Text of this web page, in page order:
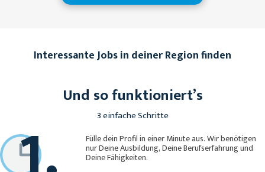
Interessante Jobs in deiner Region finden
Und so funktioniert’s
3 einfache Schritte
Fülle dein Profil in einer Minute aus. Wir benötigen
nur Deine Ausbildung, Deine Berufserfahrung und
Deine Fähigkeiten.